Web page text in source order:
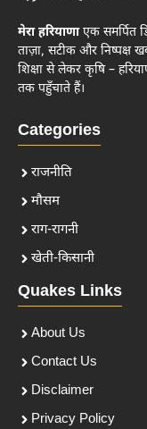
मेरा हरियाणाएक समर्पित
ताज़ा, सटीक और निष्पक्ष
शिक्षा से लेकर कृषि –
तक पहुँचाते हैं।
Categories
राजनीति
मौसम
राग-रागनी
खेती-किसानी
Quakes Links
About Us
Contact Us
Disclaimer
Privacy Policy